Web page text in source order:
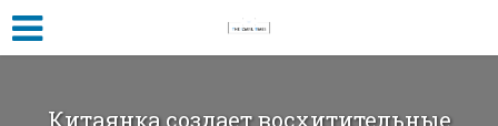
Китаянка создает восхитительные